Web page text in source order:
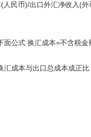
民币)/出口外汇净收入(
公式 换汇成本=不含税金
成本与出口总成本成正